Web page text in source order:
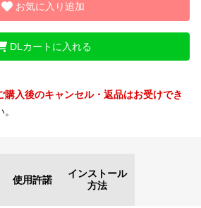
お気に入り追加
DLカートに入れる
購入後のキャンセル・返品はお受けでき
使用許諾
インストール
方法